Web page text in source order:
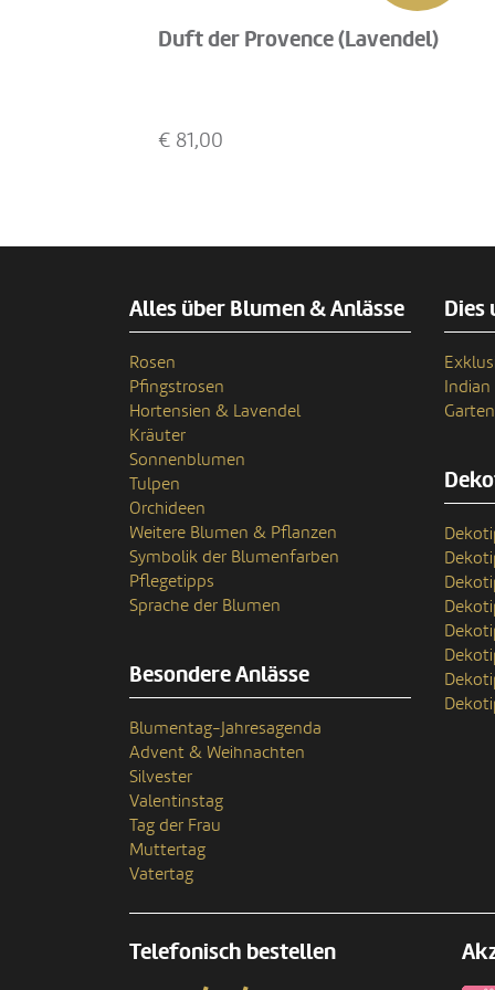
Duft der Provence (Lavendel)
€ 81,00
Alles über Blumen & Anlässe
Rosen
Pfingstrosen
Hortensien & Lavendel
Kräuter
Sonnenblumen
Tulpen
Orchideen
Weitere Blumen & Pflanzen
Symbolik der Blumenfarben
Pflegetipps
Sprache der Blumen
Besondere Anlässe
Blumentag-Jahresagenda
Advent & Weihnachten
Silvester
Valentinstag
Tag der Frau
Muttertag
Vatertag
Dies
Telefonisch bestellen